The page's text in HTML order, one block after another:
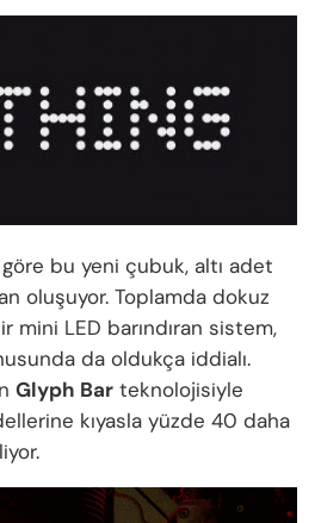
bu yeni çubuk, altı adet
oluşuyor. Toplamda dokuz
LED barındıran sistem,
da oldukça iddialı.
Glyph Bar teknolojisiyle
kıyasla yüzde 40 daha